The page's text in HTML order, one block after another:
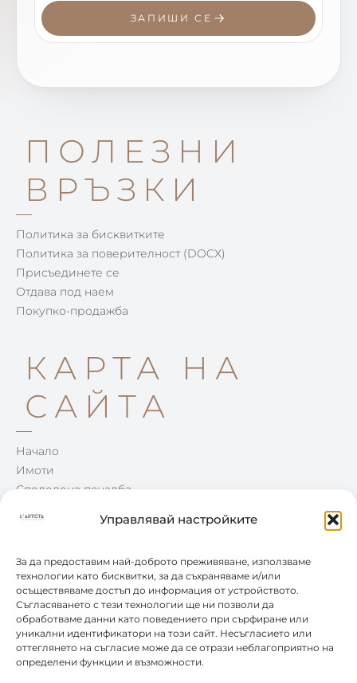
Управлявай настройките
За да предоставим най-доброто преживяване, използваме
технологии като бисквитки, за да съхраняваме и/или
осъществяваме достъп до информация от устройството.
Съгласяването с тези технологии ще ни позволи да
обработваме данни като поведението при сърфиране или
уникални идентификатори на този сайт. Несъгласието или
оттеглянето на съгласие може да се отрази неблагоприятно на
определени функции и възможности.
ЗАПИШИ СЕ
ПОЛЕЗНИ
ВРЪЗКИ
Политика за бисквитките
Политика за поверителност (DOCX)
Присъединете се
Отдава под наем
Покупко-продажба
КАРТА НА
САЙТА
Начало
Имоти
Споделена печалба
КОНТАКТИ
0877 888 804
office@leartista.bg